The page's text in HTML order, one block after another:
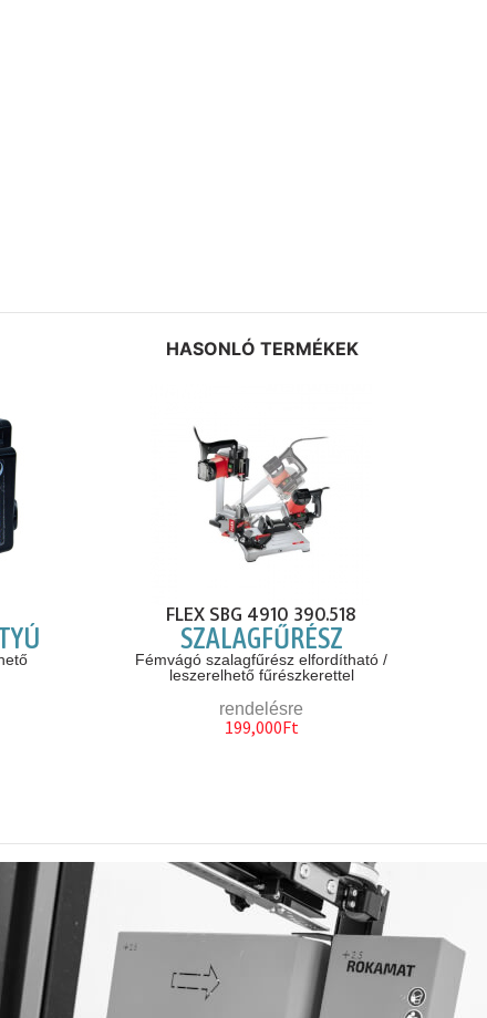
HASONLÓ TERMÉKEK
FLEX SBG 4910 390.518
SZALAGFŰRÉSZ
Fémvágó szalagfűrész elfordítható /
leszerelhető fűrészkerettel
rendelésre
199,000Ft